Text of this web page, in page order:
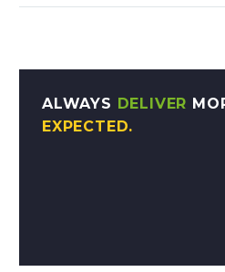
ALWAYS DELIVER
EXPECTED.